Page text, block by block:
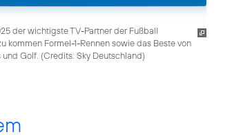
der wichtigste TV-Partner der Fußball
kommen Formel-1-Rennen sowie das Beste von
und Golf. (Credits: Sky Deutschland)